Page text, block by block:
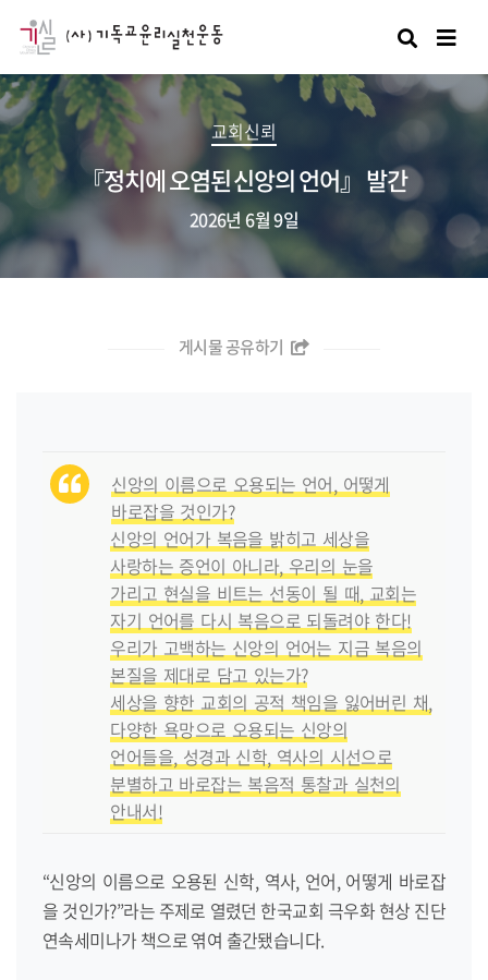
검색
교회신뢰
『정치에 오염된 신앙의 언어』 발간
2026년 6월 9일
게시물 공유하기
신앙의 이름으로 오용되는 언어, 어떻게
바로잡을 것인가?
신앙의 언어가 복음을 밝히고 세상을
사랑하는 증언이 아니라, 우리의 눈을
가리고 현실을 비트는 선동이 될 때, 교회는
자기 언어를 다시 복음으로 되돌려야 한다!
우리가 고백하는 신앙의 언어는 지금 복음의
본질을 제대로 담고 있는가?
세상을 향한 교회의 공적 책임을 잃어버린 채,
다양한 욕망으로 오용되는 신앙의
언어들을, 성경과 신학, 역사의 시선으로
분별하고 바로잡는 복음적 통찰과 실천의
안내서!
“신앙의 이름으로 오용된 신학, 역사, 언어, 어떻게 바로잡
을 것인가?”라는 주제로 열렸던 한국교회 극우화 현상 진단
연속세미나가 책으로 엮여 출간됐습니다.